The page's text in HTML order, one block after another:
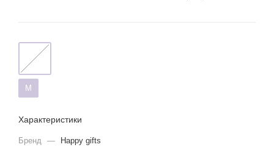
М
Характеристики
Бренд —
Happy gifts